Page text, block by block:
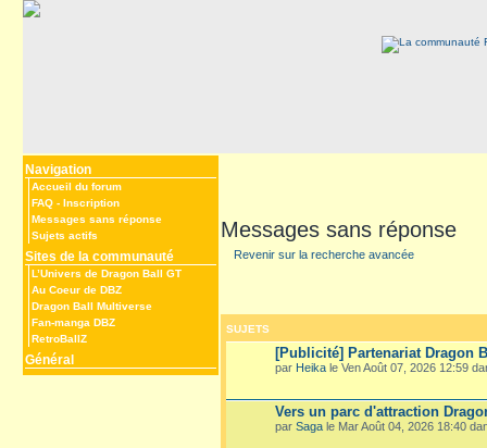
Navigation
Accueil du forum
FAQ - Inscription
Messages sans réponse
Sujets actifs
Sites de la communauté
L’Univers de Dragon Ball GT
Au Coeur de DBZ
Dragon Ball Multiverse
Fan-manga DBZ
RetroBallZ
Général
Messages sans réponse
Revenir sur la recherche avancée
SUJETS
[Publicité] Partenariat Dragon
par Heika le Ven Août 07, 2026 12:59
Vers un parc d'attraction
par Saga le Mar Août 04, 2026 18:40